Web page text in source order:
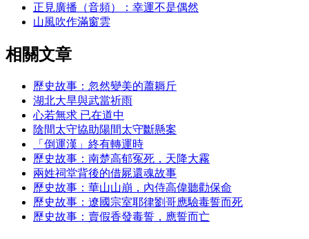
正見廣播（音頻）：幸運不是偶然
山風吹作滿窗雲
相關文章
歷史故事：忽然變美的蕭耨斤
湖北大旱與武當祈雨
心若無求 已在道中
陰間太守協助陽間太守斷懸案
「倒運漢」終有轉運時
歷史故事：南楚高郁冤死，天降大霧
兩姓祠堂背後的借屍還魂故事
歷史故事：華山山崩，內侍高偉聽勸保命
歷史故事：遼國宗室耶律劉哥應驗毒誓而死
歷史故事：賣假香發毒誓，應誓而亡